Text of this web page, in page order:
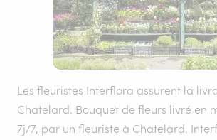
Les fleuristes Interflora assurent la
Chatelard. Bouquet de fleurs livré en
7j/7, par un fleuriste à Chatelard.